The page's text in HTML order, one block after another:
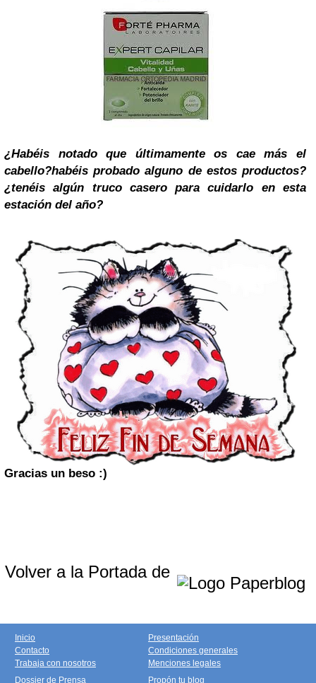
¿Habéis notado que últimamente os cae más el
cabello?habéis probado alguno de estos productos?
¿tenéis algún truco casero para cuidarlo en esta
estación del año?
Gracias un beso :)
Volver a la Portada de
Inicio
Contacto
Trabaja con nosotros
Presentación
Condiciones generales
Menciones legales
Dossier de Prensa
Propón tu blog